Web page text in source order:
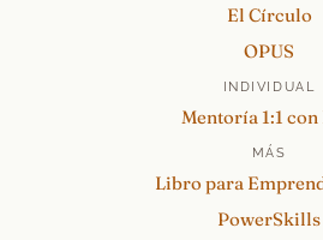
El Círculo
OPUS
INDIVIDUAL
Mentoría 1:1 con
MÁS
Libro para
PowerSkills